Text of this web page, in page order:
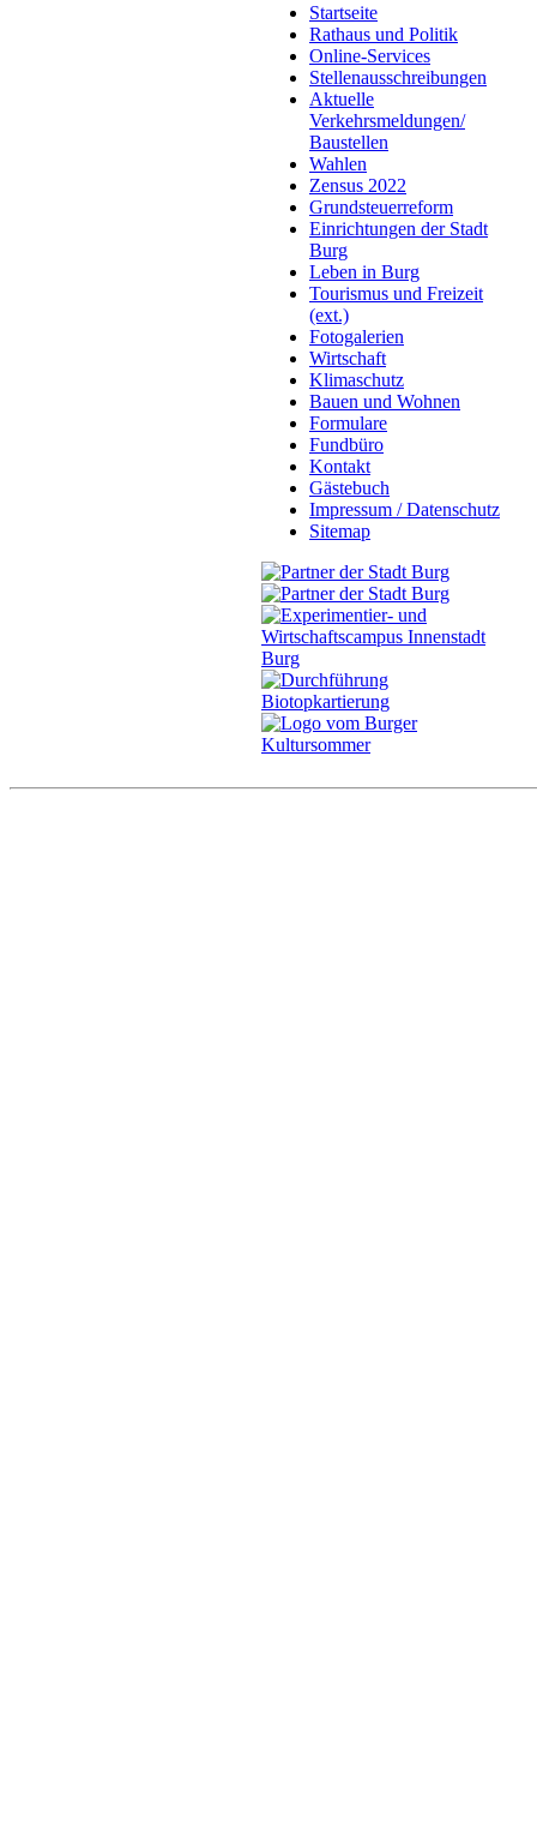
Startseite
Rathaus und Politik
Online-Services
Stellenausschreibungen
Aktuelle
Verkehrsmeldungen/
Baustellen
Wahlen
Zensus 2022
Grundsteuerreform
Einrichtungen der Stadt
Burg
Leben in Burg
Tourismus und Freizeit
(ext.)
Fotogalerien
Wirtschaft
Klimaschutz
Bauen und Wohnen
Formulare
Fundbüro
Kontakt
Gästebuch
Impressum / Datenschutz
Sitemap